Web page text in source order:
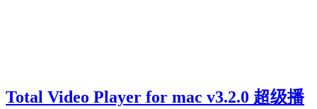
Total Video Player for mac v3.2.0 超级播